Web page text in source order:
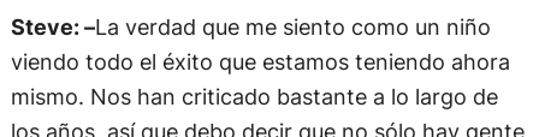
Steve: –La verdad que me siento como un niño
viendo todo el éxito que estamos teniendo ahora
mismo. Nos han criticado bastante a lo largo de
los años, así que debo decir que no sólo hay gente